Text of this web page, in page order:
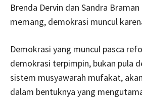
Brenda Dervin dan Sandra
memang, demokrasi muncul
Demokrasi yang muncul pasca
demokrasi terpimpin, bukan pula
sistem musyawarah mufakat,
dalam bentuknya yang